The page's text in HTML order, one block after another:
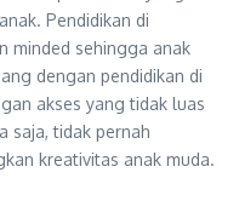
Pendidikan di
minded sehingga anak
dengan pendidikan di
akses yang tidak luas
saja, tidak pernah
kreativitas anak muda.